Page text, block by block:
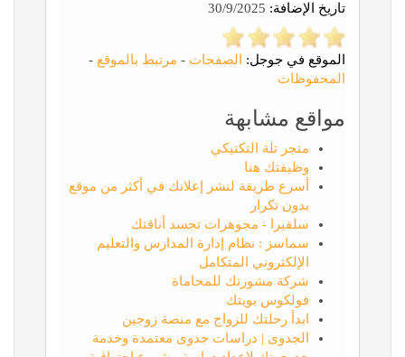
تاريخ الإضافة:
الموقع في جوجل: الصفحات - مرتبط بالموقع -
المحفوظات
مواقع مشابهة
متجر تلة التكتيكي
وظيفتك هنا
أسرع طريقة لنشر إعلانك في أكثر من موقع
بدون تكرار
سلفيرا - مجوهرات تجسد أناقتك
سماسز : نظام إدارة المدارس والتعليم
الإلكتروني المتكامل
شركة مشورتك للمحاماة
فولكوس بويتك
ابدأ رحلتك للزواج مع منصة زوجين
الجدوى | دراسات جدوى معتمدة وخدمة